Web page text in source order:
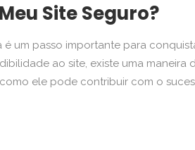
Site Seguro?
é um passo importante para
ao site, existe uma
ele pode contribuir com o